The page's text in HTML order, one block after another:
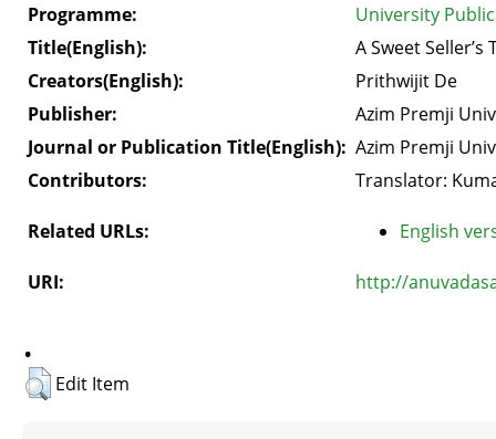
Programme:
University
Title(English):
A Sweet Seller’s
Creators(English):
Prithwijit De
Publisher:
Azim Premji
Journal or Publication Title(English): Azim Premji
Contributors:
Translator:
Related URLs: English
URI: http://
.
Edit Item